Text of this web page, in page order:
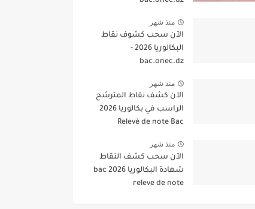
منذ شهر
الآن سحب كشوف نقاط
البكالوريا 2026 -
bac.onec.dz
منذ شهر
الآن كشف نقاط المترشح
الراسب في بكالوريا 2026
Relevé de note Bac
منذ شهر
الآن سحب كشف النقاط
شهادة البكالوريا 2026 bac
releve de note